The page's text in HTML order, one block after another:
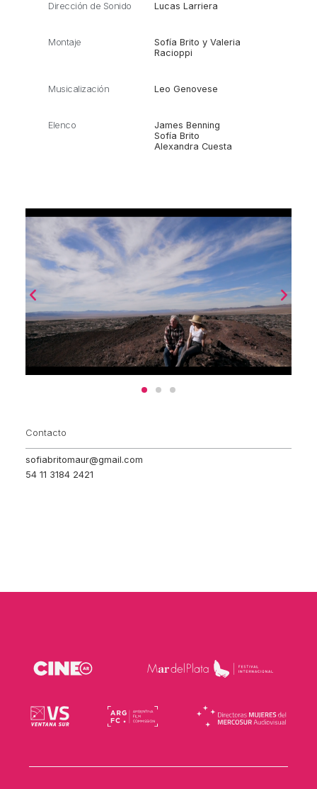
Dirección de Sonido Lucas Larriera
Montaje
Sofía Brito y Valeria
Racioppi
Musicalización Leo Genovese
Elenco
James Benning
Sofía Brito
Alexandra Cuesta
Contacto
sofiabritomaur@gmail.com
54 11 3184 2421